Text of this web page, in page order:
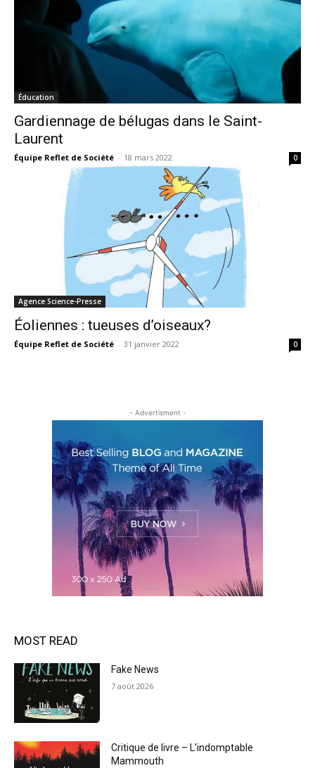
Éducation
Gardiennage de bélugas dans le Saint-
Laurent
Équipe Reflet de Société - 18 mars 2022 0
Agence Science-Presse
Éoliennes : tueuses d’oiseaux?
Équipe Reflet de Société - 31 janvier 2022 0
- Advertisment -
MOST READ
Fake News
7 août 2026
Critique de livre – L’indomptable
Mammouth